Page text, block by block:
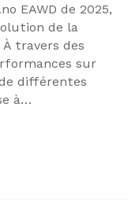
EAWD de 2025,
de la
travers des
sur
différentes
à…